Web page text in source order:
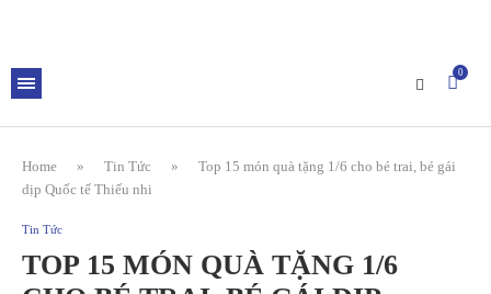
0
Home » Tin Tức »
Top 15 món quà tặng 1/6 cho bé trai, bé gái
dịp Quốc tế Thiếu nhi
Tin Tức
TOP 15 MÓN QUÀ TẶNG 1/6